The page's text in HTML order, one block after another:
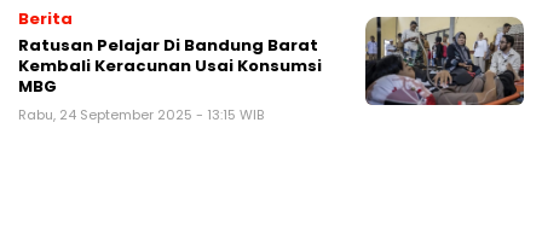
Berita
Ratusan Pelajar Di Bandung Barat
Kembali Keracunan Usai Konsumsi
MBG
Rabu, 24 September 2025 - 13:15 WIB